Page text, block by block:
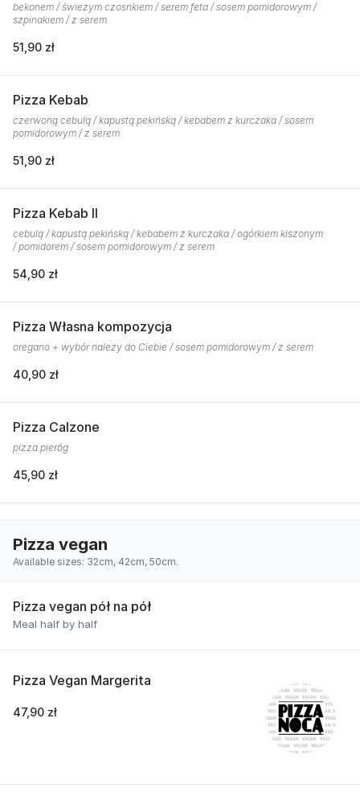
bekonem / świeżym czosnkiem / serem feta / sosem pomidorowym /
szpinakiem / z serem
51,90 zł
Pizza Kebab
czerwoną cebulą / kapustą pekińską / kebabem z kurczaka / sosem
pomidorowym / z serem
51,90 zł
Pizza Kebab II
cebulą / kapustą pekińską / kebabem z kurczaka / ogórkiem kiszonym
/ pomidorem / sosem pomidorowym / z serem
54,90 zł
Pizza Własna kompozycja
oregano + wybór należy do Ciebie / sosem pomidorowym / z serem
40,90 zł
Pizza Calzone
pizza pieróg
45,90 zł
Pizza vegan
Available sizes: 32cm, 42cm, 50cm.
Pizza vegan pół na pół
Meal half by half
Pizza Vegan Margerita
47,90 zł